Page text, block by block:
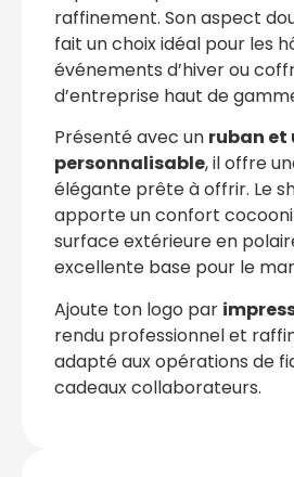
raffinement. Son aspect
fait un choix idéal pour les
événements d’hiver ou
d’entreprise haut de
Présenté avec un ruban et
personnalisable, il offre
élégante prête à offrir. Le
apporte un confort
surface extérieure en
excellente base pour le
Ajoute ton logo par
rendu professionnel et
adapté aux opérations de
cadeaux collaborateurs.